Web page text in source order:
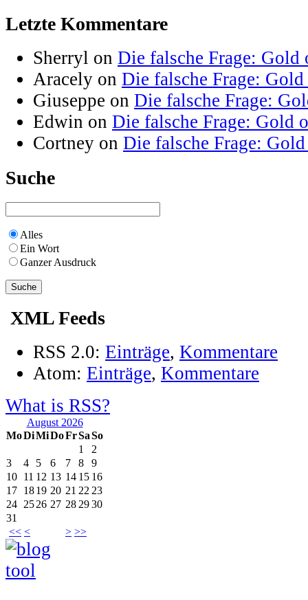
Letzte Kommentare
Sherryl on Die falsche Frage: Gold
Aracely on Die falsche Frage:
Giuseppe on Die falsche Frage:
Edwin on Die falsche Frage: Gold
Cortney on Die falsche Frage:
Suche
Alles
Ein Wort
Ganzer Ausdruck
XML Feeds
RSS 2.0: Einträge, Kommentare
Atom: Einträge, Kommentare
What is RSS?
August 2026
MoDiMiDoFrSaSo
<< < > >>
1
2
3
4 5 6 7 8
9
10 11 12 13 14 15 16
17 1819 20 21 22 23
24 2526 27 28 2930
31